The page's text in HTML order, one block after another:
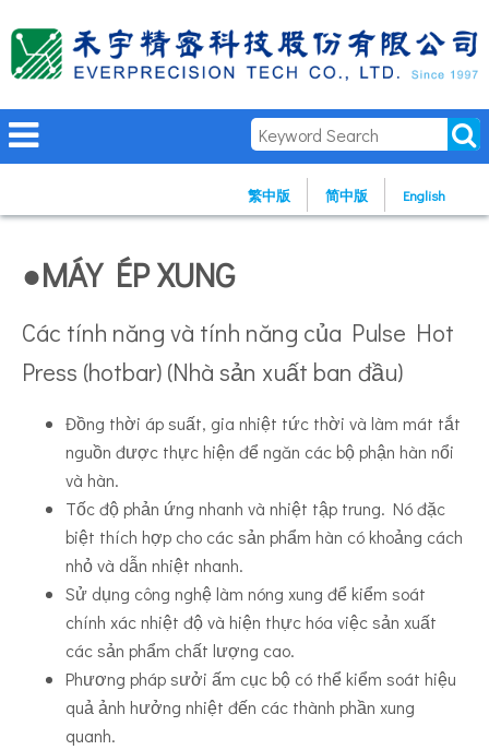
繁中版 简中版 English
●MÁY ÉP XUNG
Các tính năng và tính năng của Pulse Hot
Press (hotbar) (Nhà sản xuất ban đầu)
Đồng thời áp suất, gia nhiệt tức thời và làm mát tắt
nguồn được thực hiện để ngăn các bộ phận hàn nổi
và hàn.
Tốc độ phản ứng nhanh và nhiệt tập trung. Nó đặc
biệt thích hợp cho các sản phẩm hàn có khoảng cách
nhỏ và dẫn nhiệt nhanh.
Sử dụng công nghệ làm nóng xung để kiểm soát
chính xác nhiệt độ và hiện thực hóa việc sản xuất
các sản phẩm chất lượng cao.
Phương pháp sưởi ấm cục bộ có thể kiểm soát hiệu
quả ảnh hưởng nhiệt đến các thành phần xung
quanh.